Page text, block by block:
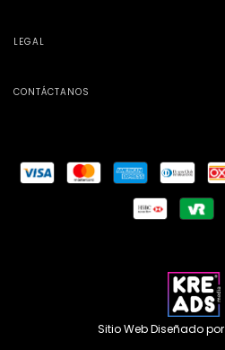
LEGAL
CONTÁCTANOS
Sitio Web Diseñado por